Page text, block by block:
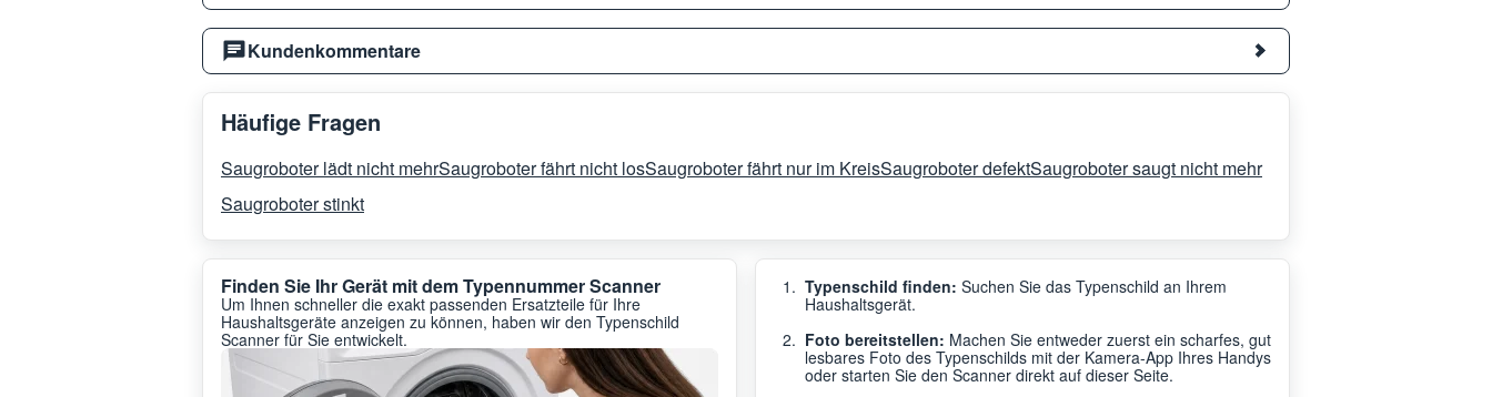
Kundenkommentare
Häufige Fragen
Saugroboter lädt nicht mehrSaugroboter fährt nicht losSaugroboter fährt nur im KreisSaugroboter defektSaugroboter saugt nicht mehr
Saugroboter stinkt
Finden Sie Ihr Gerät mit dem Typennummer Scanner
Um Ihnen schneller die exakt passenden Ersatzteile für Ihre
Haushaltsgeräte anzeigen zu können, haben wir den Typenschild
Scanner für Sie entwickelt.
Typenschild finden: Suchen Sie das Typenschild an Ihrem
Haushaltsgerät.
Foto bereitstellen: Machen Sie entweder zuerst ein scharfes, gut
lesbares Foto des Typenschilds mit der Kamera-App Ihres Handys
oder starten Sie den Scanner direkt auf dieser Seite.